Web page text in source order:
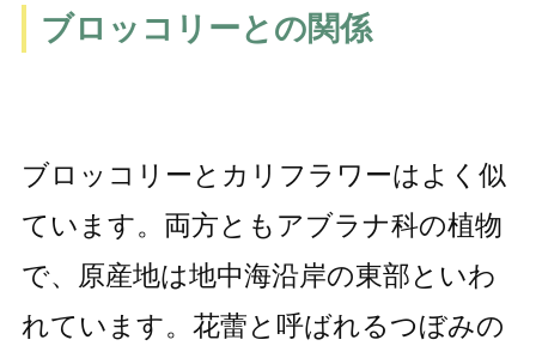
ブロッコリーとの関係
ブロッコリーとカリフラワーはよく似
ています。両方ともアブラナ科の植物
で、原産地は地中海沿岸の東部といわ
れています。花蕾と呼ばれるつぼみの